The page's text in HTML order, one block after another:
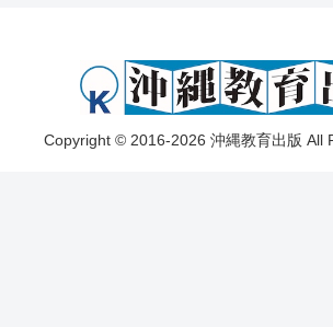
Copyright © 2016-2026 沖縄教育出版 All